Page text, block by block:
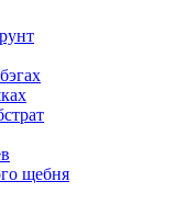
щебня